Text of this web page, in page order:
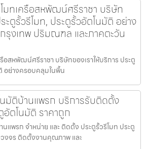
มทเครือสหพัฒน์ศรีราชา บริษัท
ะตูรั้วรีโมท, ประตูรั้วอัตโนมัติ อย่าง
งเทพ ปริมณฑล และภาคตะวัน
อสหพัฒน์ศรีราชา บริษัทของเราให้บริการ ประตู
อย่างครอบคลุมในพื้น
มัติบ้านแพรก บริการรับติดตั้ง
อัตโนมัติ ราคาถูก
แพรก จำหน่าย และ ติดตั้ง ประตูรั้วรีโมท ประตู
งจร ติดตั้งงานคุณภาพ และ